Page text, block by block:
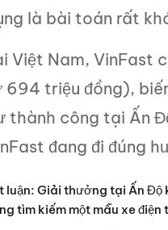
là bài toán rất
Việt Nam, VinFast
694 triệu đồng),
thành công tại Ấn
đang đi đúng
luận: Giải thưởng tại Ấn
tìm kiếm một mẫu xe